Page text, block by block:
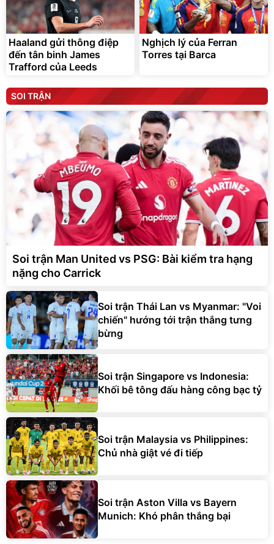
Haaland gửi thông điệp
đến tân binh James
Trafford của Leeds
Nghịch lý của Ferran
Torres tại Barca
SOI TRẬN
Soi trận Man United vs PSG: Bài kiểm tra hạng
nặng cho Carrick
Soi trận Thái Lan vs Myanmar: "Voi
chiến" hướng tới trận thắng tưng
bừng
Soi trận Singapore vs Indonesia:
Khối bê tông đấu hàng công bạc tỷ
Soi trận Malaysia vs Philippines:
Chủ nhà giật vé đi tiếp
Soi trận Aston Villa vs Bayern
Munich: Khó phân thắng bại